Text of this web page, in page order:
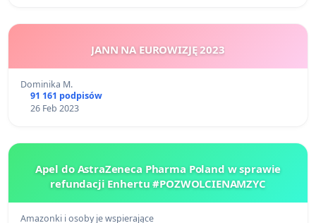
JANN NA EUROWIZJĘ 2023
Dominika M.
91 161 podpisów
26 Feb 2023
Apel do AstraZeneca Pharma Poland w sprawie
refundacji Enhertu #POZWOLCIENAMZYC
Amazonki i osoby je wspierające